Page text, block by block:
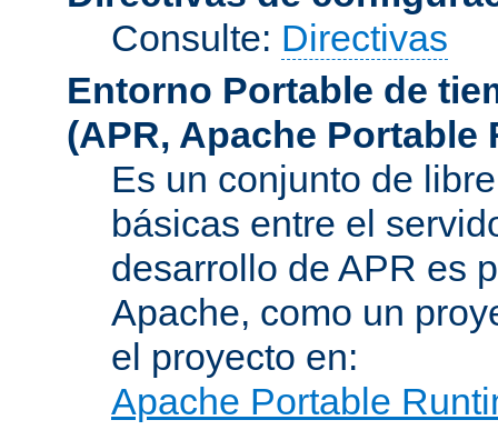
Consulte: Directivas
Entorno Portable de
(APR, Apache Portable
Es un conjunto de
básicas entre el
desarrollo de APR es
Apache, como un
el proyecto en:
Apache Portable